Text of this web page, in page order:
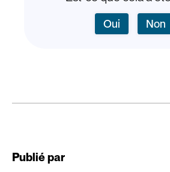
Oui Non
Publié par